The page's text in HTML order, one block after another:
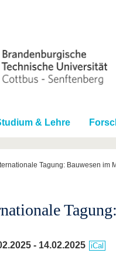
Forschung
Im
& Lehre
Tagung: Bauwesen im
- 14.02.2025 iCal